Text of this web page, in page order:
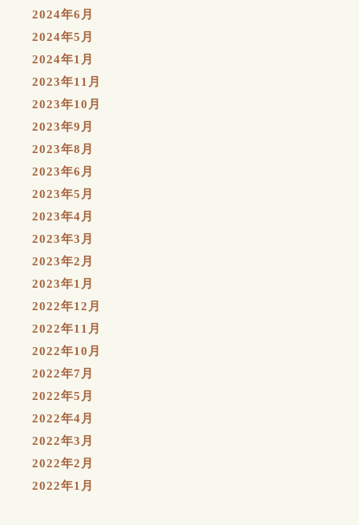
2024年6月
2024年5月
2024年1月
2023年11月
2023年10月
2023年9月
2023年8月
2023年6月
2023年5月
2023年4月
2023年3月
2023年2月
2023年1月
2022年12月
2022年11月
2022年10月
2022年7月
2022年5月
2022年4月
2022年3月
2022年2月
2022年1月